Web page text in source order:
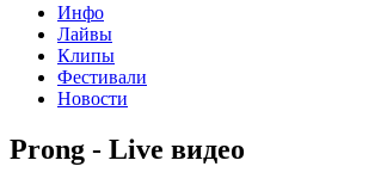
Инфо
Лайвы
Клипы
Фестивали
Новости
Prong - Live видео